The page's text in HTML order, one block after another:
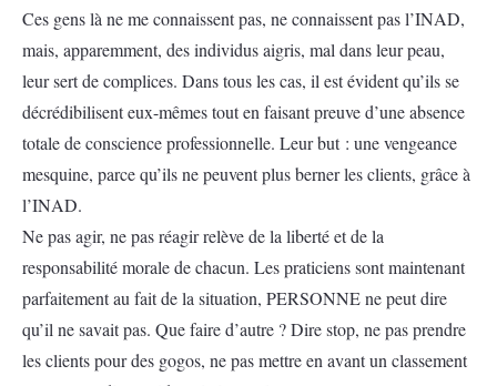
Ces gens là ne me connaissent pas, ne connaissent pas l’INAD,
mais, apparemment, des individus aigris, mal dans leur peau,
leur sert de complices. Dans tous les cas, il est évident qu’ils se
décrédibilisent eux-mêmes tout en faisant preuve d’une absence
totale de conscience professionnelle. Leur but : une vengeance
mesquine, parce qu’ils ne peuvent plus berner les clients, grâce à
l’INAD.
Ne pas agir, ne pas réagir relève de la liberté et de la
responsabilité morale de chacun. Les praticiens sont maintenant
parfaitement au fait de la situation, PERSONNE ne peut dire
qu’il ne savait pas. Que faire d’autre ? Dire stop, ne pas prendre
les clients pour des gogos, ne pas mettre en avant un classement